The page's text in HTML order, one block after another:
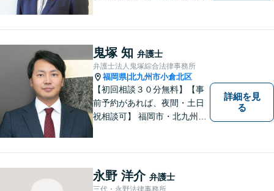
問題を理解し、最適な解決策
を提案し、説明できるよう努
めています。
鬼塚 知 弁護士
弁護士法人鬼塚綜合法律事務所
福岡県|北九州市小倉北区
【初回相談３０分無料】【事
前予約があれば、夜間・土日
祝相談可】 福岡市・北九州市
婚・相続・企業法務に力を入
れています。 スピーディーか
つ依頼者様満足の高い事件処
詳細を見
る
永野 洋介 弁護士
三代・永野法律事務所